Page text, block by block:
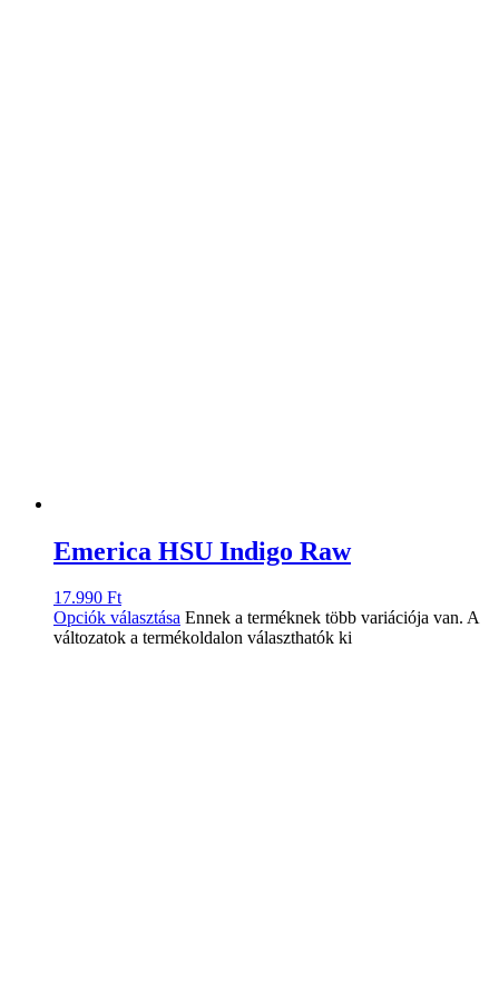
Emerica HSU Indigo Raw
17.990 Ft
Opciók választása Ennek a terméknek több variációja van. A
változatok a termékoldalon választhatók ki